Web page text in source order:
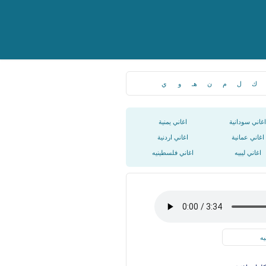
ك ل م ن هـ و ي
اغاني سودانية اغاني يمنية
اغاني عمانية اغاني اردنية
اغاني ليبيه اغاني فلسطينيه